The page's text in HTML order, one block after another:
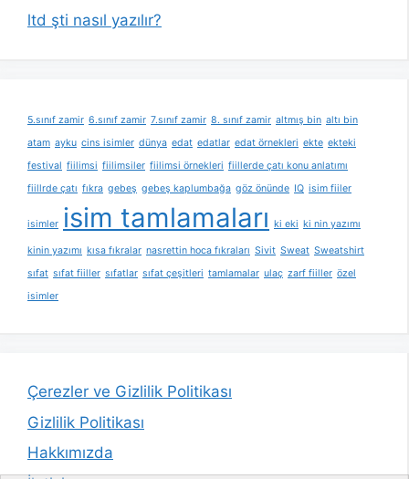
ltd şti nasıl yazılır?
5.sınıf zamir 6.sınıf zamir 7.sınıf zamir 8. sınıf zamir altmış bin altı bin
atam ayku cins isimler dünya edat edatlar edat örnekleri ekte ekteki
festival fiilimsi fiilimsiler fiilimsi örnekleri fiillerde çatı konu anlatımı
fiillrde çatı fıkra gebeş gebeş kaplumbağa göz önünde IQ isim fiiler
isimler isim tamlamaları ki eki ki nin yazımı
kinin yazımı kısa fıkralar nasrettin hoca fıkraları Sivit Sweat Sweatshirt
sıfat sıfat fiiller sıfatlar sıfat çeşitleri tamlamalar ulaç zarf fiiller özel
isimler
Çerezler ve Gizlilik Politikası
Gizlilik Politikası
Hakkımızda